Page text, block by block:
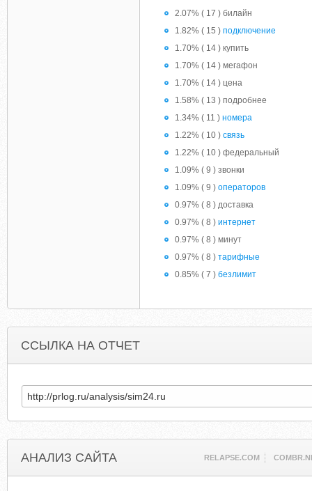
2.07% ( 17 ) билайн
1.82% ( 15 ) подключение
1.70% ( 14 ) купить
1.70% ( 14 ) мегафон
1.70% ( 14 ) цена
1.58% ( 13 ) подробнее
1.34% ( 11 ) номера
1.22% ( 10 ) связь
1.22% ( 10 ) федеральный
1.09% ( 9 ) звонки
1.09% ( 9 ) операторов
0.97% ( 8 ) доставка
0.97% ( 8 ) интернет
0.97% ( 8 ) минут
0.97% ( 8 ) тарифные
0.85% ( 7 ) безлимит
ССЫЛКА НА ОТЧЕТ
АНАЛИЗ САЙТА RELAPSE.COM